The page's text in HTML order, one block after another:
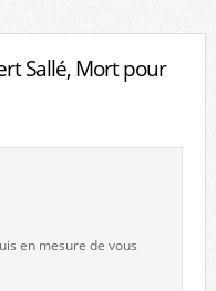
Sallé, Mort pour
en mesure de vous